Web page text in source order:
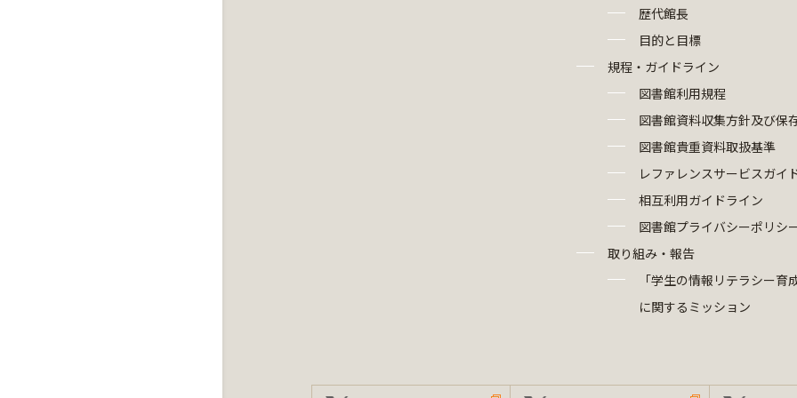
歴代館長
目的と目標
規程・ガイドライン
図書館利用規程
図書館資料収集方針及び保
図書館貴重資料取扱基準
レファレンスサービスガイ
相互利用ガイドライン
図書館プライバシーポリシ
取り組み・報告
「学生の情報リテラシー育
に関するミッション